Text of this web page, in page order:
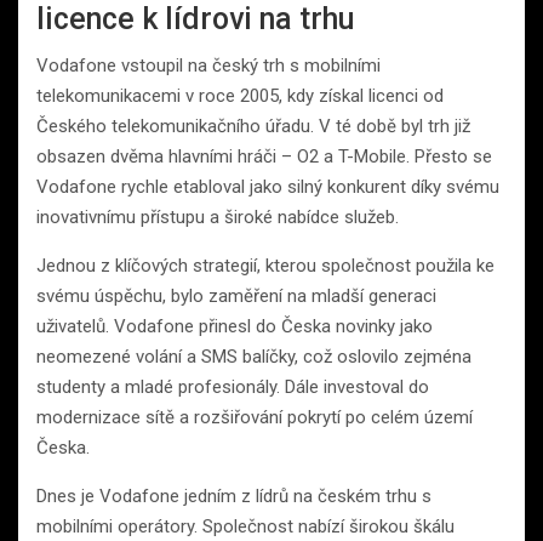
licence k lídrovi na trhu
Vodafone vstoupil na český trh s mobilními
telekomunikacemi v roce 2005, kdy získal licenci od
Českého telekomunikačního úřadu. V té době byl trh již
obsazen dvěma hlavními hráči – O2 a T-Mobile. Přesto se
Vodafone rychle etabloval jako silný konkurent díky svému
inovativnímu přístupu a široké nabídce služeb.
Jednou z klíčových strategií, kterou společnost použila ke
svému úspěchu, bylo zaměření na mladší generaci
uživatelů. Vodafone přinesl do Česka novinky jako
neomezené volání a SMS balíčky, což oslovilo zejména
studenty a mladé profesionály. Dále investoval do
modernizace sítě a rozšiřování pokrytí po celém území
Česka.
Dnes je Vodafone jedním z lídrů na českém trhu s
mobilními operátory. Společnost nabízí širokou škálu